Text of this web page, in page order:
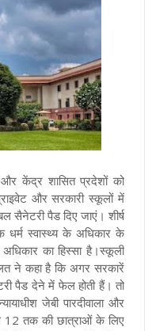
और केंद्र शासित प्रदेशों को
और सरकारी स्कूलों में
सैनेटरी पैड दिए जाएं। शीर्ष
स्वास्थ्य के अधिकार के
का हिस्सा है।स्कूली
ने कहा है कि अगर सरकारें
पैड देने में फेल होती हैं। तो
जेबी पारदीवाला और
12 तक की छात्राओं के लिए